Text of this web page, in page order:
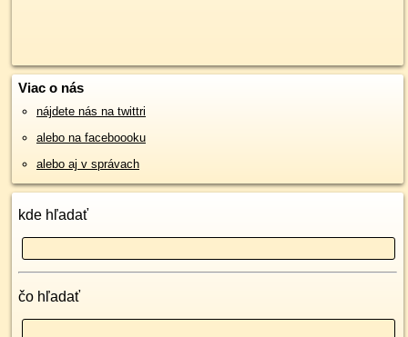
Viac o nás
nájdete nás na twittri
alebo na faceboooku
alebo aj v správach
kde hľadať
čo hľadať